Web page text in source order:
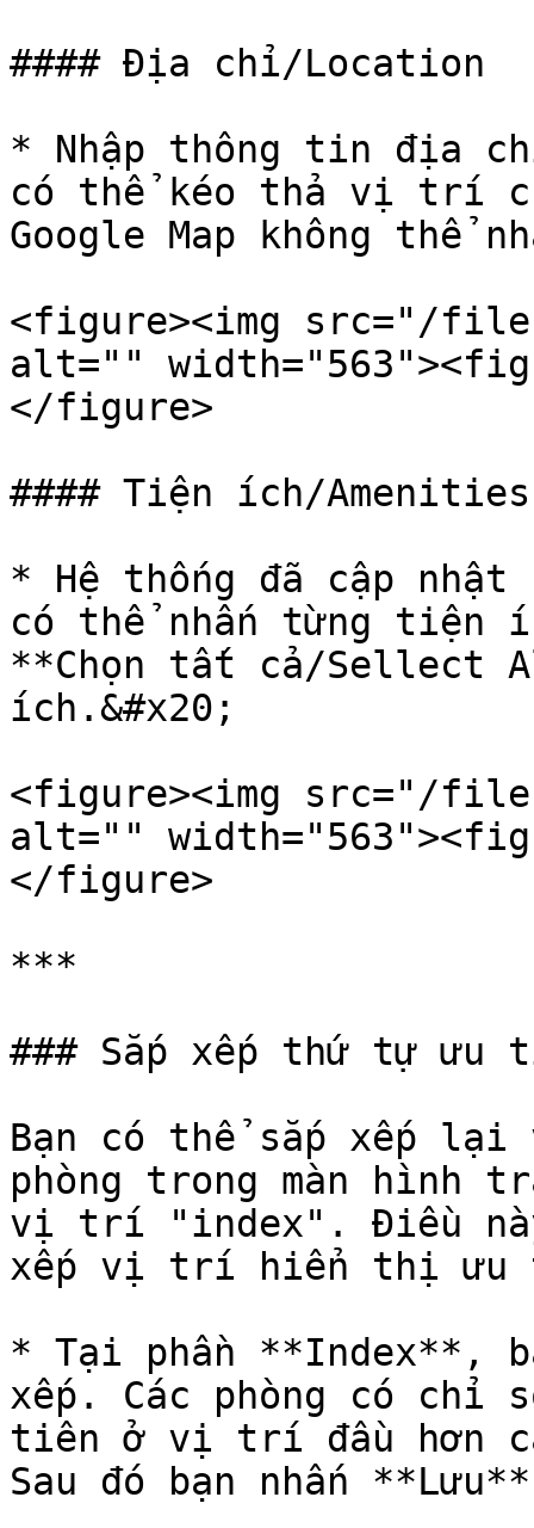
#### Địa chỉ/Location
* Nhập thông tin địa
có thể kéo thả vị trí
Google Map không thể
<figure><img src="/files/
alt=""
</figure>
#### Tiện ích/Amenities
* Hệ thống đã cập
có thể nhấn từng tiện
**Chọn tất cả/Sellect
ích.&#x20;
<figure><img src="/files/
alt=""
</figure>
***
### Sắp xếp thứ tự ưu
Bạn có thể sắp xếp
phòng trong màn hình
vị trí "index". Điều này
xếp vị trí hiển thị ưu
* Tại phần **Index**,
xếp. Các phòng có chỉ
tiên ở vị trí đầu hơn
Sau đó bạn nhấn